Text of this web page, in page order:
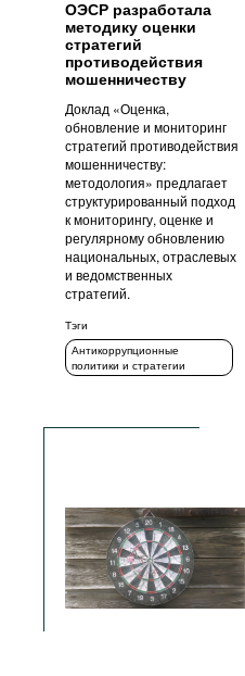
ОЭСР разработала
методику оценки
стратегий
противодействия
мошенничеству
Доклад «Оценка,
обновление и мониторинг
стратегий противодействия
мошенничеству:
методология» предлагает
структурированный подход
к мониторингу, оценке и
регулярному обновлению
национальных, отраслевых
и ведомственных
стратегий.
Тэги
Антикоррупционные
политики и стратегии